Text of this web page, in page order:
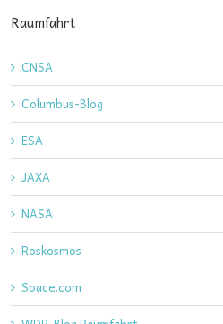
Raumfahrt
CNSA
Columbus-Blog
ESA
JAXA
NASA
Roskosmos
Space.com